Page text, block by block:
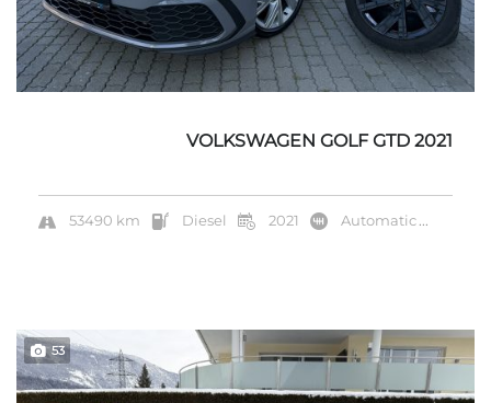
VOLKSWAGEN GOLF GTD 2021
53490 km Diesel 2021 Automatic...
53